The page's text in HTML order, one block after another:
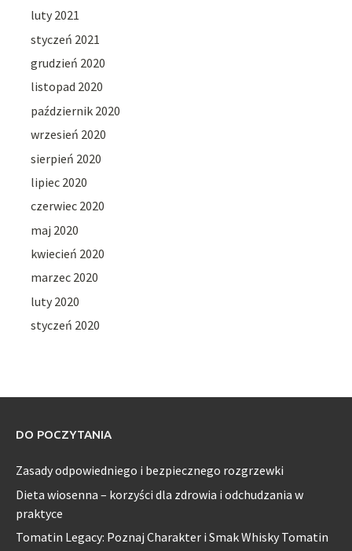
luty 2021
styczeń 2021
grudzień 2020
listopad 2020
październik 2020
wrzesień 2020
sierpień 2020
lipiec 2020
czerwiec 2020
maj 2020
kwiecień 2020
marzec 2020
luty 2020
styczeń 2020
DO POCZYTANIA
Zasady odpowiedniego i bezpiecznego rozgrzewki
Dieta wiosenna – korzyści dla zdrowia i odchudzania w
praktyce
Tomatin Legacy: Poznaj Charakter i Smak Whisky Tomatin